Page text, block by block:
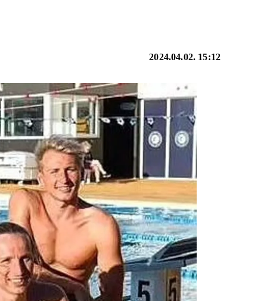
2024.04.02. 15:12